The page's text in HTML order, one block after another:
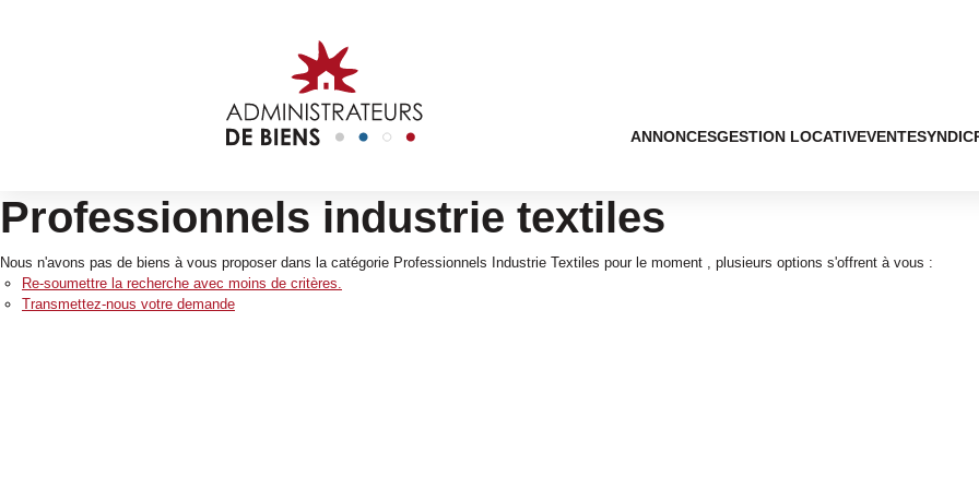
ANNONCESGESTION LOCATIVEVENTESYNDIC
Professionnels industrie textiles
Nous n'avons pas de biens à vous proposer dans la catégorie Professionnels Industrie Textiles pour le moment , plusieurs options s'offrent à vous :
Re-soumettre la recherche avec moins de critères.
Transmettez-nous votre demande